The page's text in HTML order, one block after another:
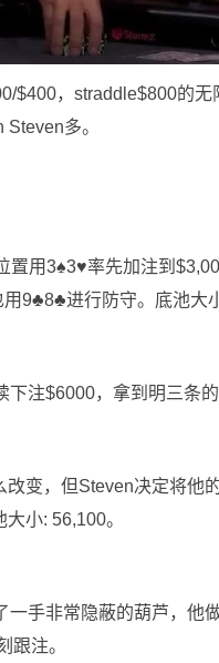
$400，straddle$800的无
多。
置用3♠3♥率先加注到
9♣8♣进行防守。底池大
下注$6000，拿到明三条
变，但Steven决定将他
小: 56,100。
一手非常隐蔽的葫芦，他
跟注。